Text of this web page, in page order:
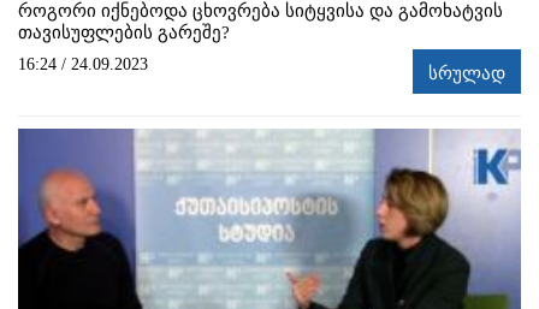
როგორი იქნებოდა ცხოვრება სიტყვისა და გამოხატვის
თავისუფლების გარეშე?
16:24 / 24.09.2023 სრულად